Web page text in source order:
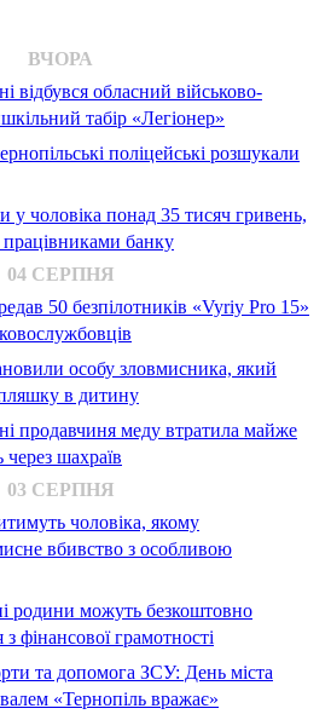
ВЧОРА
відбувся обласний військово-
табір «Легіонер»
поліцейські розшукали
у чоловіка понад 35 тисяч гривень,
банку
04 СЕРПНЯ
50 безпілотників «Vyriy Pro 15»
особу зловмисника, який
в дитину
продавчиня меду втратила майже
через шахраїв
03 СЕРПНЯ
чоловіка, якому
вбивство з особливою
родини можуть безкоштовно
фінансової грамотності
та допомога ЗСУ: День міста
«Тернопіль вражає»